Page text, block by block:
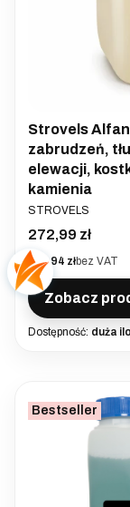
Strovels
zabrudzeń,
elewacji,
kamienia
PRODUCENT
STROVELS
Cena
272,99 zł
Cena
221,94 złbez VAT
Zobacz
Dostępność: duża
Bestseller